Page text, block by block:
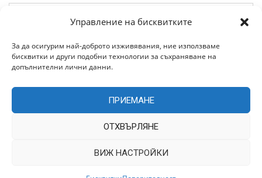
Управление на бисквитките
За да осигурим най-доброто изживявания, ние използваме
бисквитки и други подобни технологии за съхраняване на
допълнителни лични данни.
ПРИЕМАНЕ
ОТХВЪРЛЯНЕ
ВИЖ НАСТРОЙКИ
Архив